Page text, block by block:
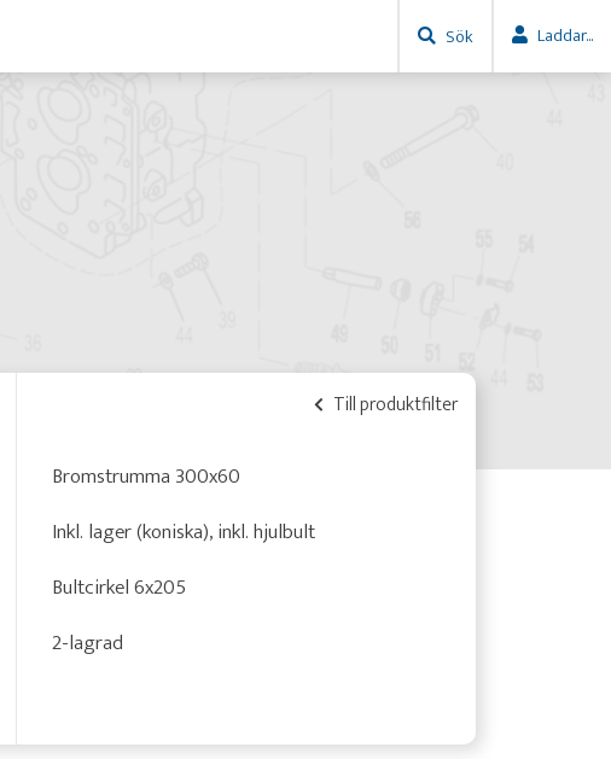
Sök Laddar...
Till produktfilter
Bromstrumma 300x60
Inkl. lager (koniska), inkl. hjulbult
Bultcirkel 6x205
2-lagrad